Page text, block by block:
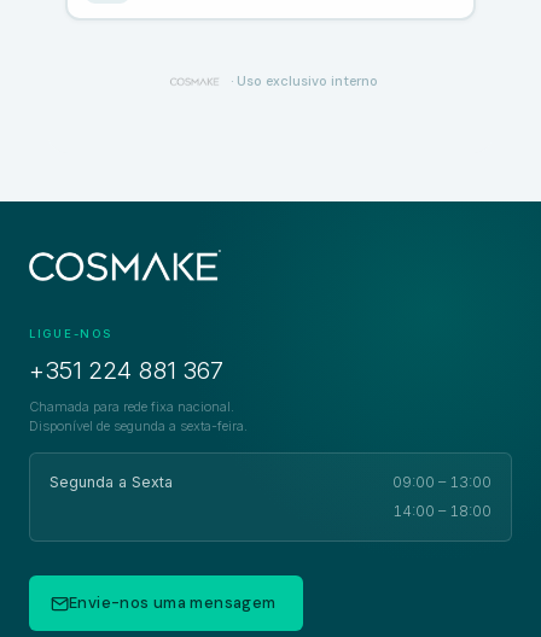
· Uso exclusivo interno
LIGUE-NOS
+351 224 881 367
Chamada para rede fixa nacional.
Disponível de segunda a sexta-feira.
Segunda a Sexta
09:00 – 13:00
14:00 – 18:00
Envie-nos uma mensagem